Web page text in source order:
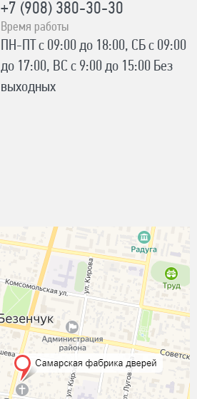
+7 (908) 380-30-30
Время работы
ПН-ПТ с 09:00 до 18:00, СБ с 09:00
до 17:00, ВС с 9:00 до 15:00 Без
выходных